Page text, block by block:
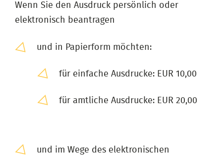
Wenn Sie den Ausdruck persönlich oder
elektronisch beantragen
und in Papierform möchten:
für einfache Ausdrucke: EUR 10,00
für amtliche Ausdrucke: EUR 20,00
und im Wege des elektronischen